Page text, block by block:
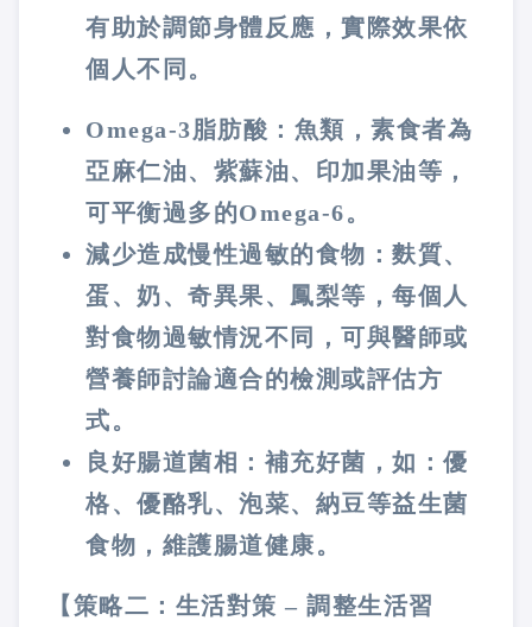
有助於調節身體反應，實際效果依
個人不同。
Omega-3脂肪酸：魚類，素食者為
亞麻仁油、紫蘇油、印加果油等，
可平衡過多的Omega-6。
減少造成慢性過敏的食物：麩質、
蛋、奶、奇異果、鳳梨等，每個人
對食物過敏情況不同，可與醫師或
營養師討論適合的檢測或評估方
式。
良好腸道菌相：補充好菌，如：優
格、優酪乳、泡菜、納豆等益生菌
食物，維護腸道健康。
【策略二：生活對策 – 調整生活習